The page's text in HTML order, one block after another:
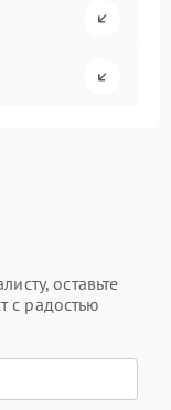
оставьте
с радостью